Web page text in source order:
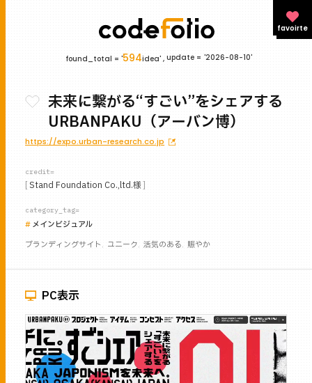
found_total = '594idea' , update ='2026-08-10'
favoirte
PC表示
未来に繋がる“すごい”をシェアする
URBANPAKU（アーバン博）
https://expo.urban-research.co.jp
credit=
Stand Foundation Co.,ltd.様
category_tag=
メインビジュアル
ブランディングサイト
ユニーク 活気のある 賑やか